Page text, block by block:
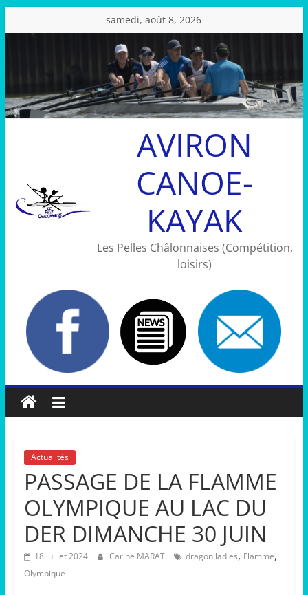
au
samedi, août 8, 2026
AVIRON
CANOE-
KAYAK
Les Pelles Châlonnaises (Compétition,
loisirs)
Actualités
PASSAGE DE LA FLAMME
OLYMPIQUE AU LAC DU
DER DIMANCHE 30 JUIN
18 juillet 2024 Carine MARAT dragon ladies, Flamme,
Olympique